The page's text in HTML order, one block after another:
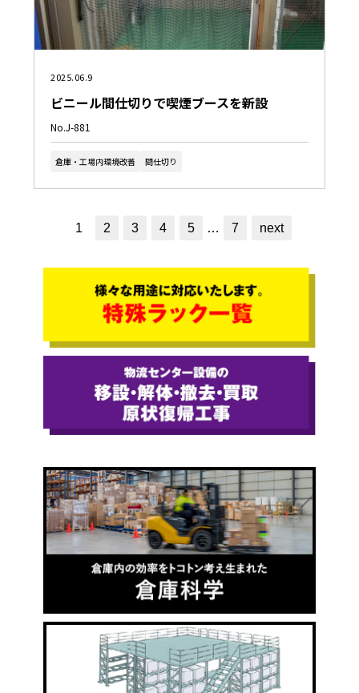
2025.06.9
ビニール間仕切りで喫煙ブースを新設
No.J-881
倉庫・工場内環境改善 間仕切り
1 2 3 4 5 … 7 next